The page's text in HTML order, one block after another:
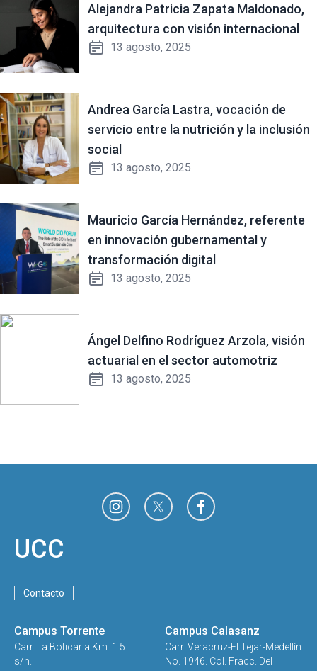
Alejandra Patricia Zapata Maldonado,
arquitectura con visión internacional
13 agosto, 2025
Andrea García Lastra, vocación de
servicio entre la nutrición y la inclusión
social
13 agosto, 2025
Mauricio García Hernández, referente
en innovación gubernamental y
transformación digital
13 agosto, 2025
Ángel Delfino Rodríguez Arzola, visión
actuarial en el sector automotriz
13 agosto, 2025
UCC
Contacto
Campus Torrente
Carr. La Boticaria Km. 1.5
s/n.
Campus Calasanz
Carr. Veracruz-El Tejar-Medellín
No. 1946. Col. Fracc. Del